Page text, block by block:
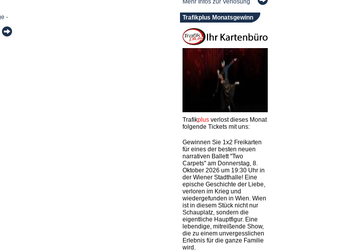
-
Mehr Infos zur Verlosung
Trafikplus Monatsgewinn
Trafikplusverlost dieses Monat
folgende Tickets mit uns:
Gewinnen Sie 1x2 Freikarten
für eines der besten neuen
narrativen Ballett "Two
Carpets" am Donnerstag, 8.
Oktober 2026 um 19:30 Uhr in
der Wiener Stadthalle! Eine
epische Geschichte der Liebe,
verloren im Krieg und
wiedergefunden in Wien. Wien
ist in diesem Stück nicht nur
Schauplatz, sondern die
eigentliche Hauptfigur. Eine
lebendige, mitreißende Show,
die zu einem unvergesslichen
Erlebnis für die ganze Familie
wird.